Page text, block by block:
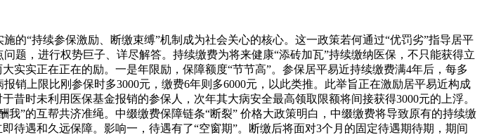
“持续参保激励、断缴束缚”机制成为社会关心的核心。这一政策若何通过“优罚劣”指导居平
题，进行权势巨子、详尽解答。持续缴费为将来健康“添砖加瓦”持续缴纳医保，不只能获得立
实实正在正在的励。一是年限励，保障额度“节节高”。参保居平易近持续缴费满4年后，每多
销上限比刚参保时多3000元，缴费6年则多6000元，以此类推。此举旨正在激励居平易近构成
时未利用医保基金报销的参保人，次年其大病安全最高领取限额将间接获得3000元的上浮。
”的互帮共济准绳。中缀缴费保障链条“断裂” 价格大政策明白，中缀缴费将导致原有的持续缴
待遇和久远保障。影响一，待遇有了“空窗期”。断缴后将面对3个月的固定待遇期待期，期间